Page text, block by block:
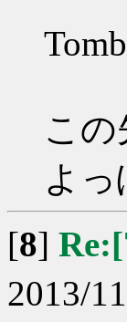
こ
よ
[8]
2013/